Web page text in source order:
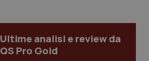
Ultime analisi e review da
QS Pro Gold